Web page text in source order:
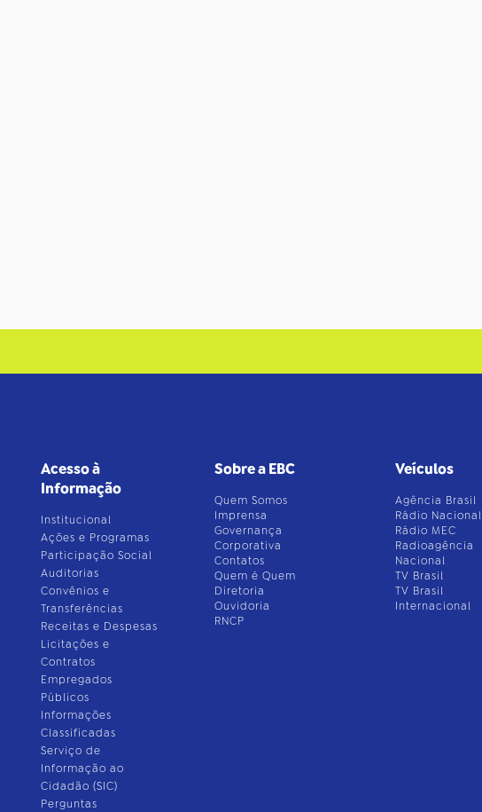
Acesso à
Informação
Institucional
Ações e Programas
Participação Social
Auditorias
Convênios e
Transferências
Receitas e Despesas
Licitações e
Contratos
Empregados
Públicos
Informações
Classificadas
Serviço de
Informação ao
Cidadão (SIC)
Perguntas
Sobre a EBC
Quem Somos
Imprensa
Governança
Corporativa
Contatos
Quem é Quem
Diretoria
Ouvidoria
RNCP
Veículos
Agência Brasil
Rádio Nacional
Rádio MEC
Radioagência
Nacional
TV Brasil
TV Brasil
Internacional